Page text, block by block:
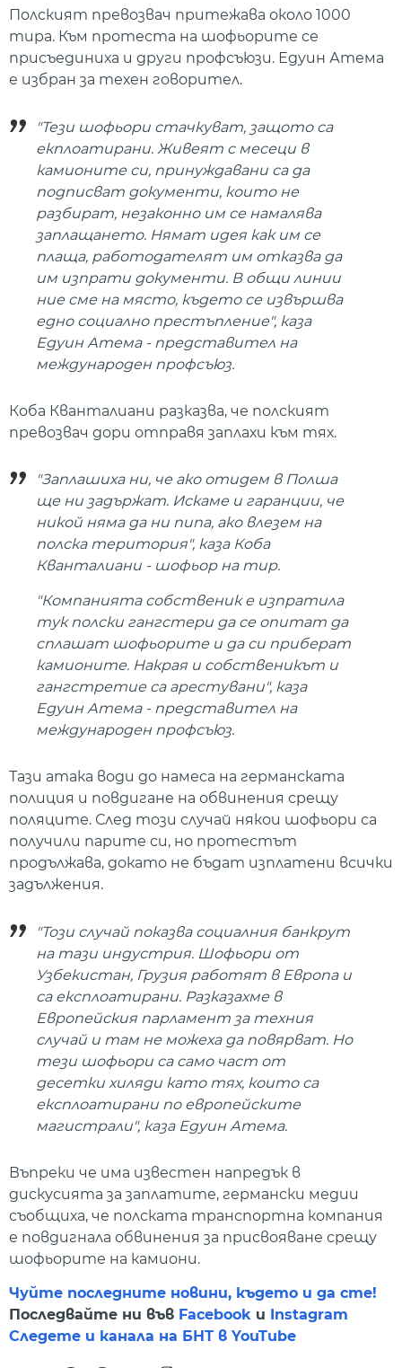
Полският превозвач притежава около 1000
тира. Към протеста на шофьорите се
присъединиха и други профсъюзи. Едуин Атема
е избран за техен говорител.
"Тези шофьори стачкуват, защото са
екплоатирани. Живеят с месеци в
камионите си, принуждавани са да
подписват документи, които не
разбират, незаконно им се намалява
заплащането. Нямат идея как им се
плаща, работодателят им отказва да
им изпрати документи. В общи линии
ние сме на място, където се извършва
едно социално престъпление", каза
Едуин Атема - представител на
международен профсъюз.
Коба Кванталиани разказва, че полският
превозвач дори отправя заплахи към тях.
"Заплашиха ни, че ако отидем в Полша
ще ни задържат. Искаме и гаранции, че
никой няма да ни пипа, ако влезем на
полска територия", каза Коба
Кванталиани - шофьор на тир.
"Компанията собственик е изпратила
тук полски гангстери да се опитат да
сплашат шофьорите и да си приберат
камионите. Накрая и собственикът и
гангстретие са арестувани", каза
Едуин Атема - представител на
международен профсъюз.
Тази атака води до намеса на германската
полиция и повдигане на обвинения срещу
поляците. След този случай някои шофьори са
получили парите си, но протестът
продължава, докато не бъдат изплатени всички
задължения.
"Този случай показва социалния банкрут
на тази индустрия. Шофьори от
Узбекистан, Грузия работят в Европа и
са експлоатирани. Разказахме в
Европейския парламент за техния
случай и там не можеха да повярват. Но
тези шофьори са само част от
десетки хиляди като тях, които са
експлоатирани по европейските
магистрали", каза Едуин Атема.
Въпреки че има известен напредък в
дискусията за заплатите, германски медии
съобщиха, че полската транспортна компания
е повдигнала обвинения за присвояване срещу
шофьорите на камиони.
Чуйте последните новини, където и да сте!
Последвайте ни във Facebook и
Instagram
Следете и канала на БНТ в YouTube